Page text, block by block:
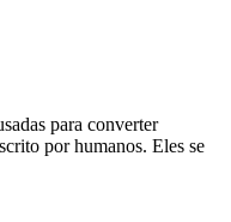
para converter
por humanos. Eles se